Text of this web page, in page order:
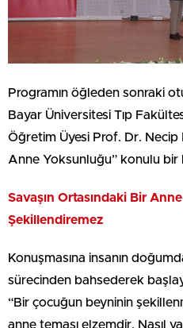
Programın öğleden sonraki
Bayar Üniversitesi Tıp
Öğretim Üyesi Prof. Dr. Necip
Anne Yoksunluğu” konulu bir
Savaşın Ortasındaki Bir
Şekillendiremez
Konuşmasına insanın
sürecinden bahsederek
“Bir çocuğun beyninin
anne teması elzemdir. Nasıl